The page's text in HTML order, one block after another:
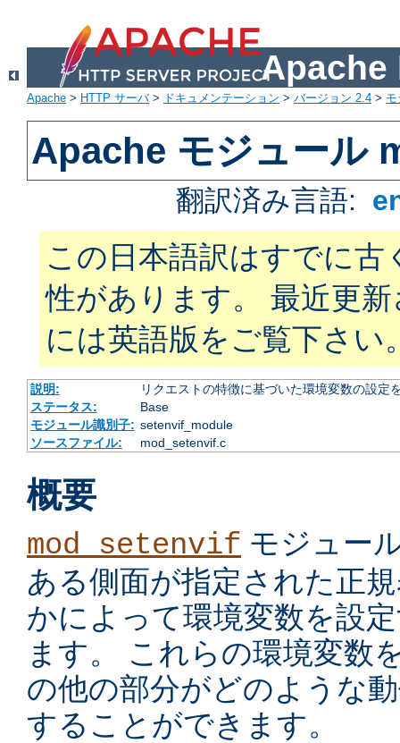
Apache
Apache > HTTP サーバ> ドキュメンテーション > バージョン 2.4 >
Apache モジュール
翻訳済み言語:
この日本語訳はすでに古
性があります。 最近更
には英語版をご覧下さい
説明:
リクエストの特徴に基づいた環境変数の設定
ステータス:
Base
モジュール識別子: setenvif_module
ソースファイル:
mod_setenvif.c
概要
mod_setenvif モジュー
ある側面が指定された正
かによって環境変数を設
ます。 これらの環境変数
の他の部分がどのような
することができます。